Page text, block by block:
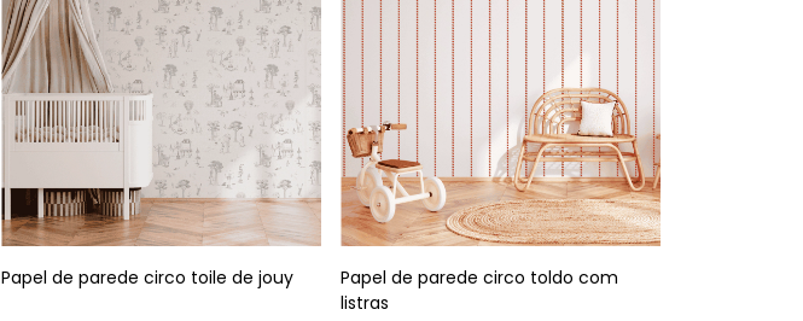
Papel de parede circo toile de jouy
Papel de parede circo toldo com
listras